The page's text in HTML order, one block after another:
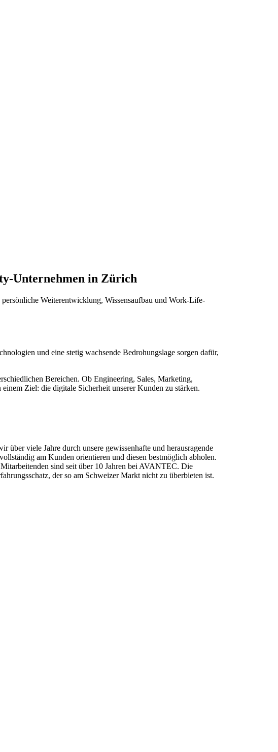
Unternehmen in Zürich
Weiterentwicklung, Wissensaufbau und Work-Life-
und eine stetig wachsende Bedrohungslage sorgen dafür,
Bereichen. Ob Engineering, Sales, Marketing,
Ziel: die digitale Sicherheit unserer Kunden zu stärken.
viele Jahre durch unsere gewissenhafte und herausragende
am Kunden orientieren und diesen bestmöglich abholen.
sind seit über 10 Jahren bei AVANTEC. Die
der so am Schweizer Markt nicht zu überbieten ist.